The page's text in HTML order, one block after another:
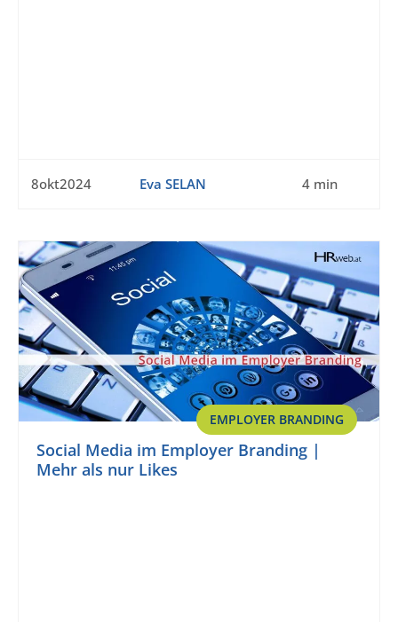
8okt2024 Eva SELAN 4 min
EMPLOYER BRANDING
Social Media im Employer Branding |
Mehr als nur Likes